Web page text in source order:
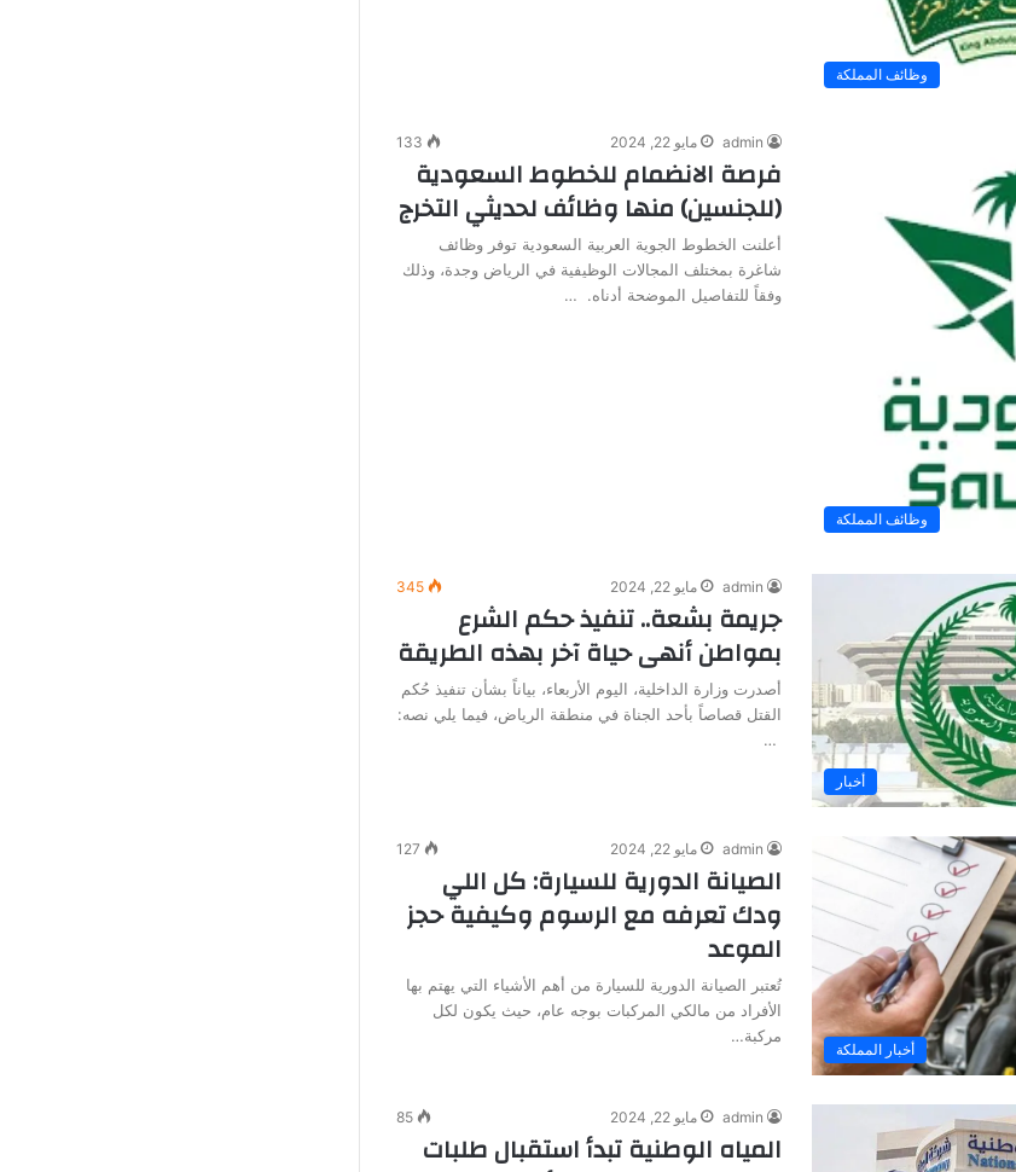
وظائف المملكة
وظائف المملكة
admin مايو 22, 2024 133
فرصة الانضمام للخطوط السعودية
(للجنسين) منها وظائف لحديثي التخرج
أعلنت الخطوط الجوية العربية السعودية توفر وظائف
شاغرة بمختلف المجالات الوظيفية في الرياض وجدة، وذلك
وفقاً للتفاصيل الموضحة أدناه. …
أخبار
admin مايو 22, 2024 345
جريمة بشعة.. تنفيذ حكم الشرع
بمواطن أنهى حياة آخر بهذه الطريقة
أصدرت وزارة الداخلية، اليوم الأربعاء، بياناً بشأن تنفيذ حُكم
القتل قصاصاً بأحد الجناة في منطقة الرياض، فيما يلي نصه:
…
أخبار المملكة
admin مايو 22, 2024 127
الصيانة الدورية للسيارة: كل اللي
ودك تعرفه مع الرسوم وكيفية حجز
الموعد
تُعتبر الصيانة الدورية للسيارة من أهم الأشياء التي يهتم بها
الأفراد من مالكي المركبات بوجه عام، حيث يكون لكل
مركبة…
admin مايو 22, 2024 85
المياه الوطنية تبدأ استقبال طلبات